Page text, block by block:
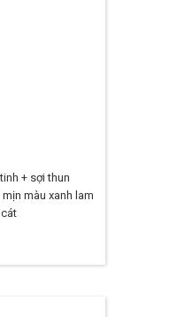
+ sợi thun
màu xanh lam